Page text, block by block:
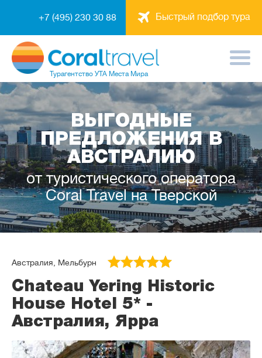
Быстрый подбор тура
+7 (495) 230 30 88
Турагентство УТА Места Мира
ВЫГОДНЫЕ
ПРЕДЛОЖЕНИЯ В
АВСТРАЛИЮ
от туристического оператора
Coral Travel на Тверской
Австралия, Мельбурн
Chateau Yering Historic
House Hotel 5* -
Австралия, Ярра